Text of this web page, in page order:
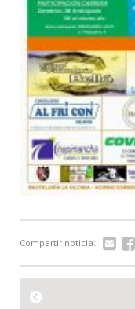
Compartir noticia: